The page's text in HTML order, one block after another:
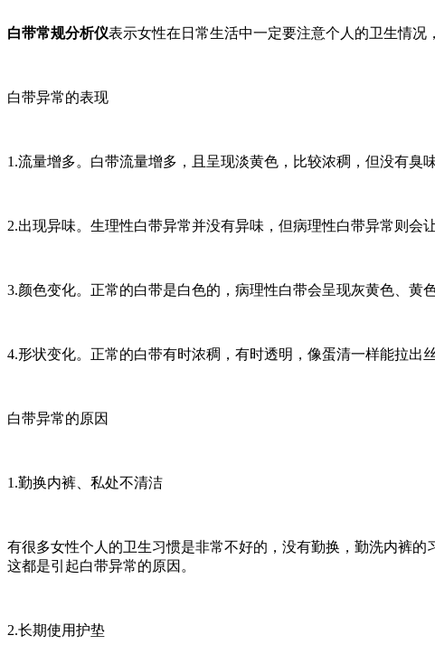
白带常规分析仪表示女性在日常生活中一定要注意个人的卫生情
白带异常的表现
1.流量增多。白带流量增多，且呈现淡黄色，比较浓稠，但没有臭
2.出现异味。生理性白带异常并没有异味，但病理性白带异常则会
3.颜色变化。正常的白带是白色的，病理性白带会呈现灰黄色、黄
4.形状变化。正常的白带有时浓稠，有时透明，像蛋清一样能拉出
白带异常的原因
1.勤换内裤、私处不清洁
有很多女性个人的卫生习惯是非常不好的，没有勤换，勤洗内裤
这都是引起白带异常的原因。
2.长期使用护垫